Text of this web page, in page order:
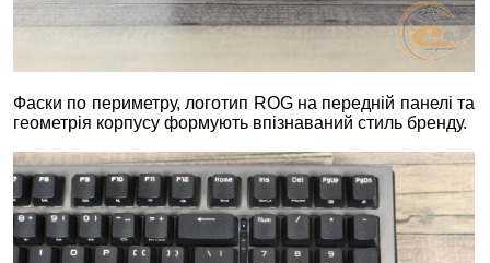
Фаски по периметру, логотип ROG на передній панелі та
геометрія корпусу формують впізнаваний стиль бренду.